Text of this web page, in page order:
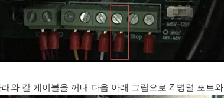
와 칼 케이블을 꺼내 다음 아래 그림으로 Z 병렬 포트